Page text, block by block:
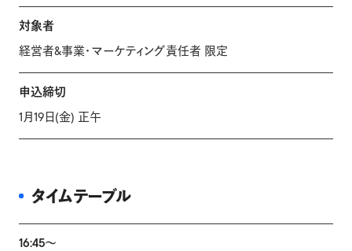
対象者
経営者&事業・マーケティング責任者 限定
申込締切
1月19日(金) 正午
タイムテーブル
16:45〜